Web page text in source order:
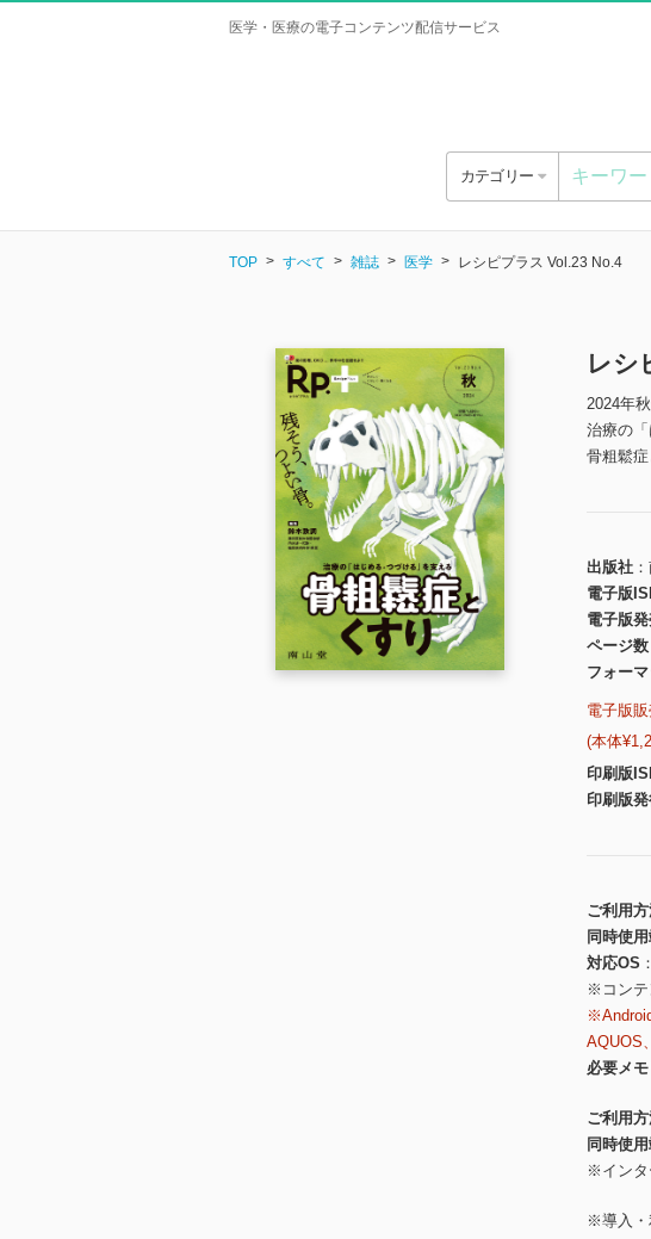
医学・医療の電子コンテンツ配信サービス
カテゴリー
TOP すべて 雑誌 医学 レシピプラス Vol.23 No.4
レシ
2024年
治療の
骨粗鬆症
出版社
電子版
電子版発
ページ数
フォーマ
電子版販
(本体
印刷版
印刷版発
ご利用
同時使
対応OS
※コンテ
AQUOS
必要メ
ご利用
同時使
※インタ
※導入・